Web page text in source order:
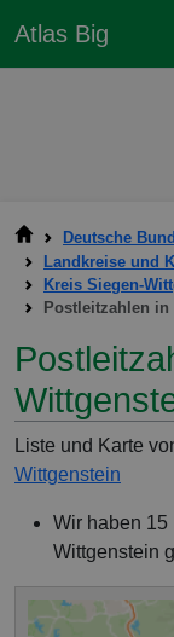
Atlas Big
Deutsche
Landkreise und
Kreis Siegen-
Postleitzahlen
Liste und Karte
Wittgenstein
Wir haben
Wittgenstein